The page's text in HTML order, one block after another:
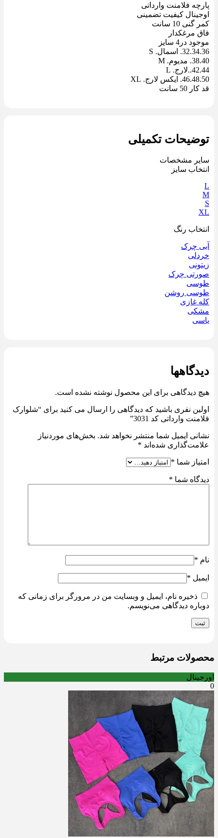
پارچه فلامنت وارداتی
اوجینال کیفیت تضمینی
کمر گنی 10 سانت
فاق مرغکدار
موجود در4 سایز
32.34.36. اسمال. S
38.40. مدیوم. M
42.44..لارج. L
46.48.50. ایکس لارج. XL
قد کار 50 سانت
توضیحات تکمیلی
سایر مشخصات
انتخاب سایز
L
M
S
XL
انتخاب رنگ
آبی چرک
خردلی
زیتونی
صورتی چرک
طوسی
طوسی روشن
کله‌ غازی
مشکی
یاسی
دیدگاهها
هیچ دیدگاهی برای این محصول نوشته نشده است.
اولین نفری باشید که دیدگاهی را ارسال می کنید برای “شلوارک
فلامنت وارداتی کد 3031”
نشانی ایمیل شما منتشر نخواهد شد. بخش‌های موردنیاز
علامت‌گذاری شده‌اند *
امتیاز شما *
دیدگاه شما *
نام *
ایمیل *
ذخیره نام، ایمیل و وبسایت من در مرورگر برای زمانی که
دوباره دیدگاهی می‌نویسم.
محصولات مرتبط
اورجینال
0